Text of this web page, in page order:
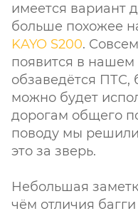
имеется вариант
больше похожее
KAYO S200.
появится в нашем
обзаведётся ПТС,
можно будет
дорогам общего
поводу мы решили
это за зверь.
Небольшая
чём отличия